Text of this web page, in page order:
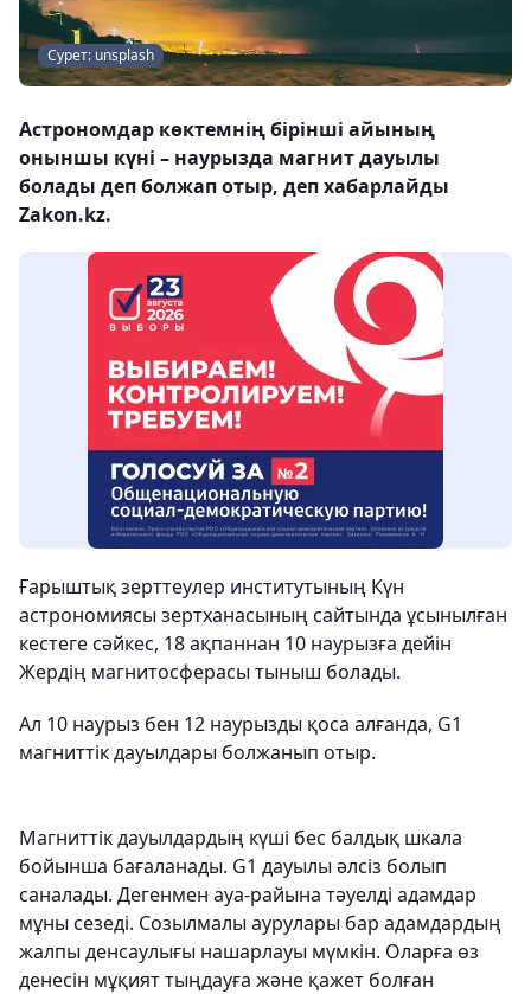
Cурет: unsplash
Астрономдар көктемнің бірінші айының
оныншы күні – наурызда магнит дауылы
болады деп болжап отыр, деп хабарлайды
Zakon.kz.
Ғарыштық зерттеулер институтының Күн
астрономиясы зертханасының сайтында ұсынылған
кестеге сәйкес, 18 ақпаннан 10 наурызға дейін
Жердің магнитосферасы тыныш болады.
Ал 10 наурыз бен 12 наурызды қоса алғанда, G1
магниттік дауылдары болжанып отыр.
Магниттік дауылдардың күші бес балдық шкала
бойынша бағаланады. G1 дауылы әлсіз болып
саналады. Дегенмен ауа-райына тәуелді адамдар
мұны сезеді. Созылмалы аурулары бар адамдардың
жалпы денсаулығы нашарлауы мүмкін. Оларға өз
денесін мұқият тыңдауға және қажет болған